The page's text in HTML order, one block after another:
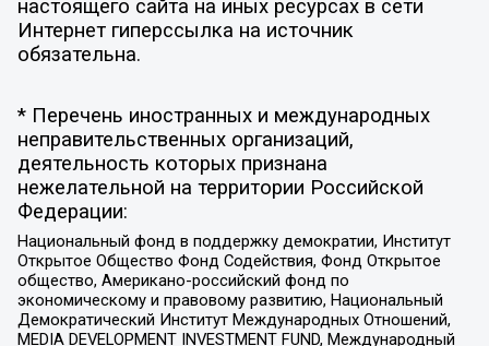
настоящего сайта на иных ресурсах в сети
Интернет гиперссылка на источник
обязательна.
* Перечень иностранных и международных
неправительственных организаций,
деятельность которых признана
нежелательной на территории Российской
Федерации:
Национальный фонд в поддержку демократии, Институт
Открытое Общество Фонд Содействия, Фонд Открытое
общество, Американо-российский фонд по
экономическому и правовому развитию, Национальный
Демократический Институт Международных Отношений,
MEDIA DEVELOPMENT INVESTMENT FUND, Международный